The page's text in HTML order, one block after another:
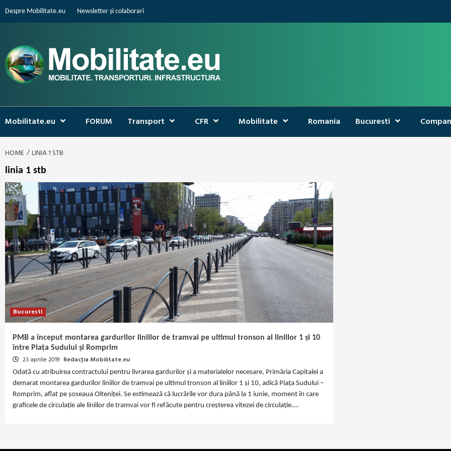
Despre Mobilitate.eu Newsletter și colaborari
Mobilitate.eu FORUM Transport CFR Mobilitate Romania Bucuresti
HOME LINIA 1 STB
linia 1 stb
Bucuresti
PMB a început montarea gardurilor liniilor de tramvai pe ultimul tronson al liniilor 1 și 10
între Piața Sudului și Romprim
23 aprilie 2019 Redacția Mobilitate.eu
Odată cu atribuirea contractului pentru livrarea gardurilor și a materialelor necesare, Primăria Capitalei a
demarat montarea gardurilor liniilor de tramvai pe ultimul tronson al liniilor 1 și 10, adică Piața Sudului –
Romprim, aflat pe șoseaua Olteniței. Se estimează că lucrările vor dura până la 1 iunie, moment în care
graficele de circulație ale liniilor de tramvai vor fi refăcute pentru creșterea vitezei de circulație.…